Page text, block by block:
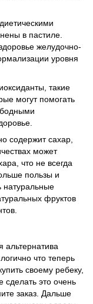
в пастиле.
желудочно-
уровня
такие
могут помогать
содержит сахар,
может
что не всегда
пользы и
натуральные
фруктов
альтернатива
что теперь
своему ребеку,
это очень
заказ. Дальше